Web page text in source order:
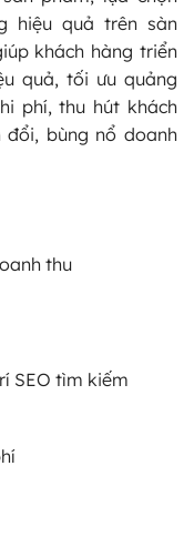
hiệu quả trên sàn
khách hàng triển
quả, tối ưu quảng
phí, thu hút khách
bùng nổ doanh
thu
SEO tìm kiếm